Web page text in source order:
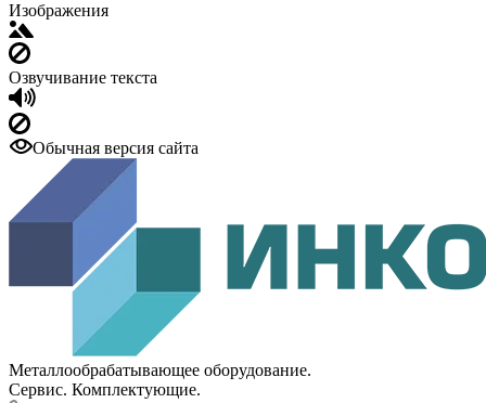
Изображения
Озвучивание текста
Обычная версия сайта
Металлообрабатывающее оборудование.
Сервис. Комплектующие.